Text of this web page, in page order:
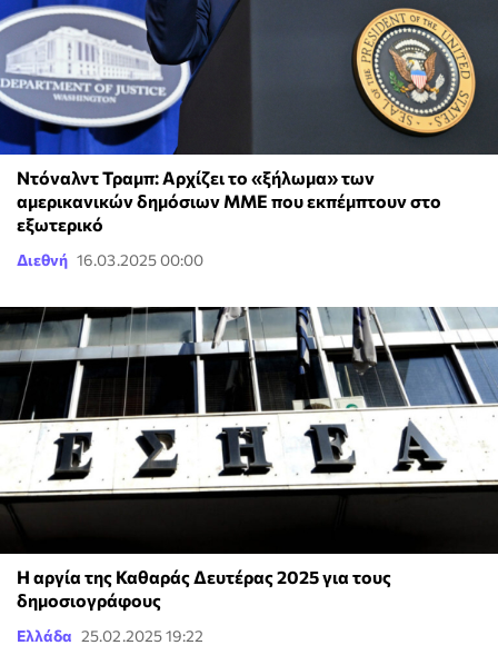
Ντόναλντ Τραμπ: Αρχίζει το «ξήλωμα» των
αμερικανικών δημόσιων ΜΜΕ που εκπέμπτουν στο
εξωτερικό
Διεθνή 16.03.2025 00:00
Η αργία της Καθαράς Δευτέρας 2025 για τους
δημοσιογράφους
Ελλάδα 25.02.2025 19:22